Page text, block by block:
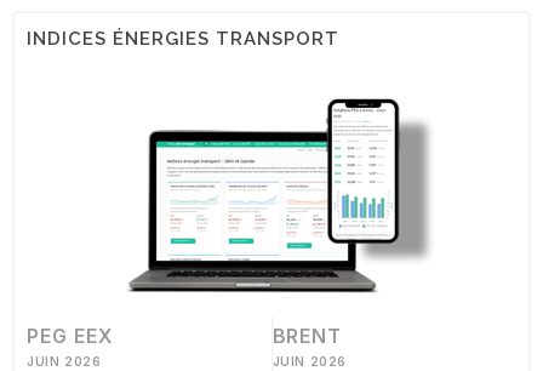
INDICES ÉNERGIES TRANSPORT
PEG EEX
JUIN 2026
BRENT
JUIN 2026